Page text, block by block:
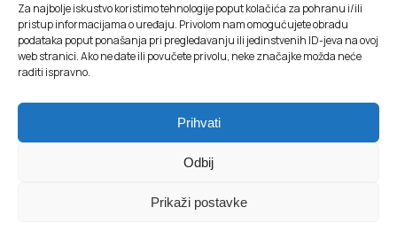
Za najbolje iskustvo koristimo tehnologije poput kolačića za pohranu i/ili
pristup informacijama o uređaju. Privolom nam omogućujete obradu
podataka poput ponašanja pri pregledavanju ili jedinstvenih ID-jeva na ovoj
web stranici. Ako ne date ili povučete privolu, neke značajke možda neće
raditi ispravno.
Prihvati
Odbij
Prikaži postavke
+385 91 196 1981
info@dbas.hr
Online plaćanja obrađuje Monri WebPay.